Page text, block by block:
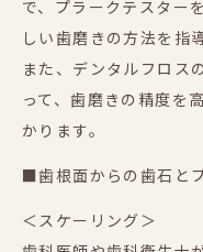
で、プラークテスター
しい歯磨きの方法を指
また、デンタルフロス
って、歯磨きの精度を
かります。
■歯根面からの歯石と
＜スケーリング＞